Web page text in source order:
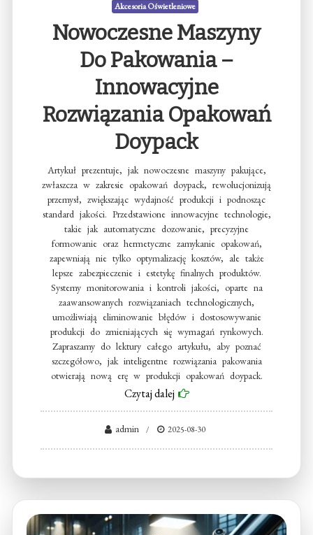
Akcesoria Oświetleniowe
Nowoczesne Maszyny
Do Pakowania –
Innowacyjne
Rozwiązania Opakowań
Doypack
Artykuł prezentuje, jak nowoczesne maszyny pakujące,
zwłaszcza w zakresie opakowań doypack, rewolucjonizują
przemysł, zwiększając wydajność produkcji i podnosząc
standard jakości. Przedstawione innowacyjne technologie,
takie jak automatyczne dozowanie, precyzyjne
formowanie oraz hermetyczne zamykanie opakowań,
zapewniają nie tylko optymalizację kosztów, ale także
lepsze zabezpieczenie i estetykę finalnych produktów.
Systemy monitorowania i kontroli jakości, oparte na
zaawansowanych rozwiązaniach technologicznych,
umożliwiają eliminowanie błędów i dostosowywanie
produkcji do zmieniających się wymagań rynkowych.
Zapraszamy do lektury całego artykułu, aby poznać
szczegółowo, jak inteligentne rozwiązania pakowania
otwierają nową erę w produkcji opakowań doypack.
Czytaj dalej
admin 2025-08-30